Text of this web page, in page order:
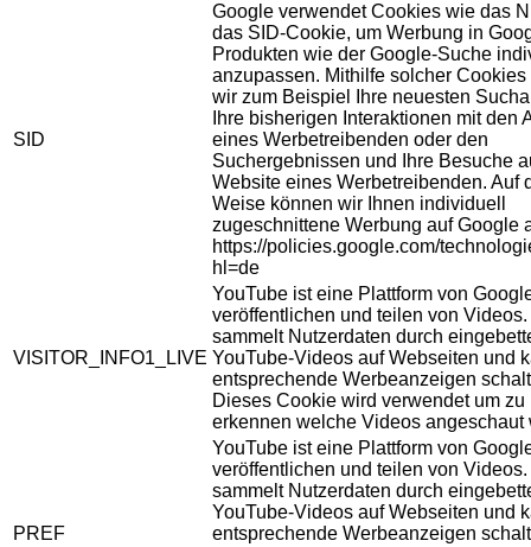
SID
Google verwendet Cookies wie das
das SID-Cookie, um Werbung in
Produkten wie der Google-Suche
anzupassen. Mithilfe solcher Cookies
wir zum Beispiel Ihre neuesten
Ihre bisherigen Interaktionen mit den
eines Werbetreibenden oder den
Suchergebnissen und Ihre Besuche
Website eines Werbetreibenden. Auf
Weise können wir Ihnen individuell
zugeschnittene Werbung auf Google
https://policies.google.com/
hl=de
VISITOR_INFO1_LIVE
YouTube ist eine Plattform von
veröffentlichen und teilen von
sammelt Nutzerdaten durch
YouTube-Videos auf Webseiten und
entsprechende Werbeanzeigen
Dieses Cookie wird verwendet um zu
erkennen welche Videos angeschaut
PREF
YouTube ist eine Plattform von
veröffentlichen und teilen von
sammelt Nutzerdaten durch
YouTube-Videos auf Webseiten und
entsprechende Werbeanzeigen